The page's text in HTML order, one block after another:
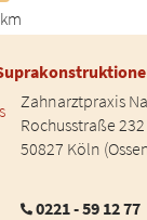
Zahnarztpraxis
Rochusstraße 232
50827 Köln
0221 - 59 12 77